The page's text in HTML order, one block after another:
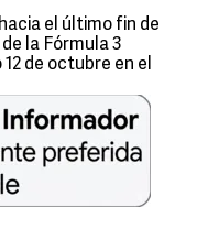
el último fin de
la Fórmula 3
de octubre en el